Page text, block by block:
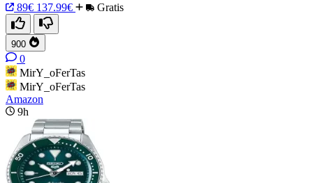
89€ 137.99€ Gratis
900
0
MirY_oFerTas
MirY_oFerTas
Amazon
9h